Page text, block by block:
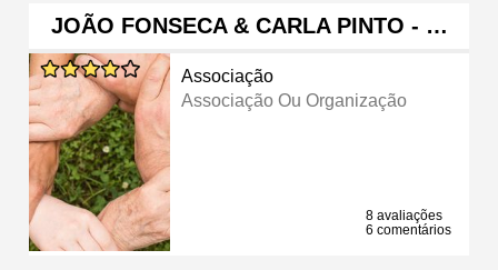
JOÃO FONSECA & CARLA PINTO - …
Associação
Associação Ou Organização
8 avaliações
6 comentários